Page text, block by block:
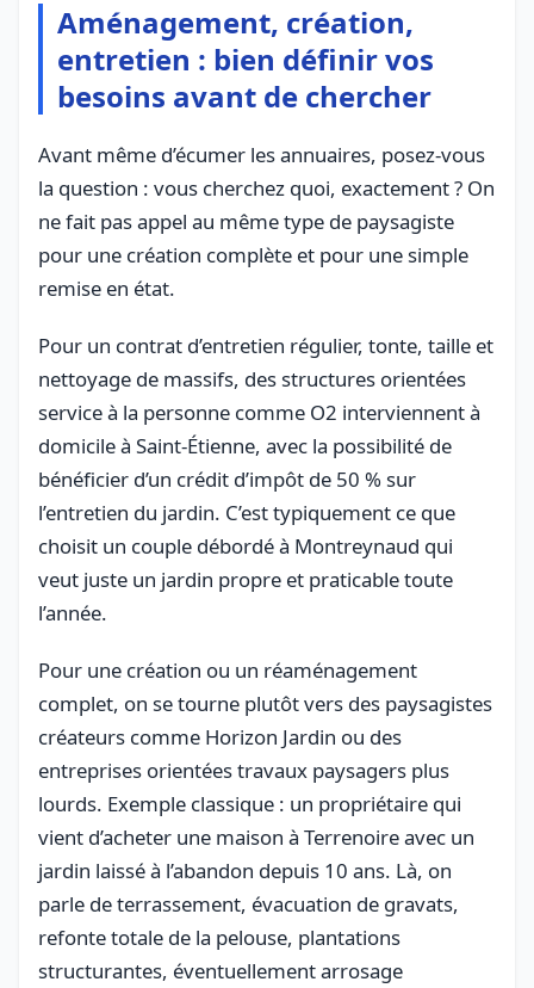
Aménagement, création,
entretien : bien définir vos
besoins avant de chercher
Avant même d’écumer les annuaires, posez-vous
la question : vous cherchez quoi, exactement ? On
ne fait pas appel au même type de paysagiste
pour une création complète et pour une simple
remise en état.
Pour un contrat d’entretien régulier, tonte, taille et
nettoyage de massifs, des structures orientées
service à la personne comme O2 interviennent à
domicile à Saint-Étienne, avec la possibilité de
bénéficier d’un crédit d’impôt de 50 % sur
l’entretien du jardin. C’est typiquement ce que
choisit un couple débordé à Montreynaud qui
veut juste un jardin propre et praticable toute
l’année.
Pour une création ou un réaménagement
complet, on se tourne plutôt vers des paysagistes
créateurs comme Horizon Jardin ou des
entreprises orientées travaux paysagers plus
lourds. Exemple classique : un propriétaire qui
vient d’acheter une maison à Terrenoire avec un
jardin laissé à l’abandon depuis 10 ans. Là, on
parle de terrassement, évacuation de gravats,
refonte totale de la pelouse, plantations
structurantes, éventuellement arrosage